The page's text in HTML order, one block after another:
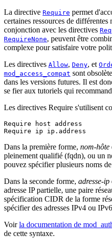
La directive Require permet
certaines ressources de différentes
conjonction avec les directives
RequireNone, peuvent être
complexe pour satisfaire votre
Les directives Allow, Deny, et
mod_access_compat sont
dans les versions futures. Il est
se fier aux tutoriels qui
Les directives Require s'utilisent
Require host address
Require ip ip.address
Dans la première forme, nom-hôte
pleinement qualifié (fqdn), ou un
pouvez spécifier plusieurs noms
Dans la seconde forme, adresse-ip
adresse IP partielle, une paire
spécification CIDR de la forme
spécifier des adresses IPv4 ou
Voirla documentation de
de cette syntaxe.